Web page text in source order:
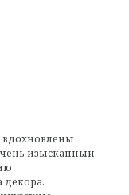
вдохновлены
изысканный
декора.